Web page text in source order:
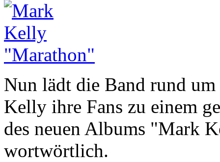
Nun lädt die Band rund
Kelly ihre Fans zu einem
des neuen Albums "Mark
wortwörtlich.